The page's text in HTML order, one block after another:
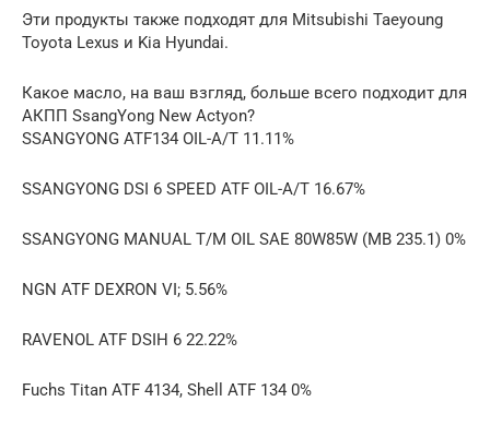
Эти продукты также подходят для Mitsubishi Taeyoung
Toyota Lexus и Kia Hyundai.
Какое масло, на ваш взгляд, больше всего подходит для
АКПП SsangYong New Actyon?
SSANGYONG ATF134 OIL-A/T 11.11%
SSANGYONG DSI 6 SPEED ATF OIL-A/T 16.67%
SSANGYONG MANUAL T/M OIL SAE 80W85W (MB 235.1) 0%
NGN ATF DEXRON VI; 5.56%
RAVENOL ATF DSIH 6 22.22%
Fuchs Titan ATF 4134, Shell ATF 134 0%